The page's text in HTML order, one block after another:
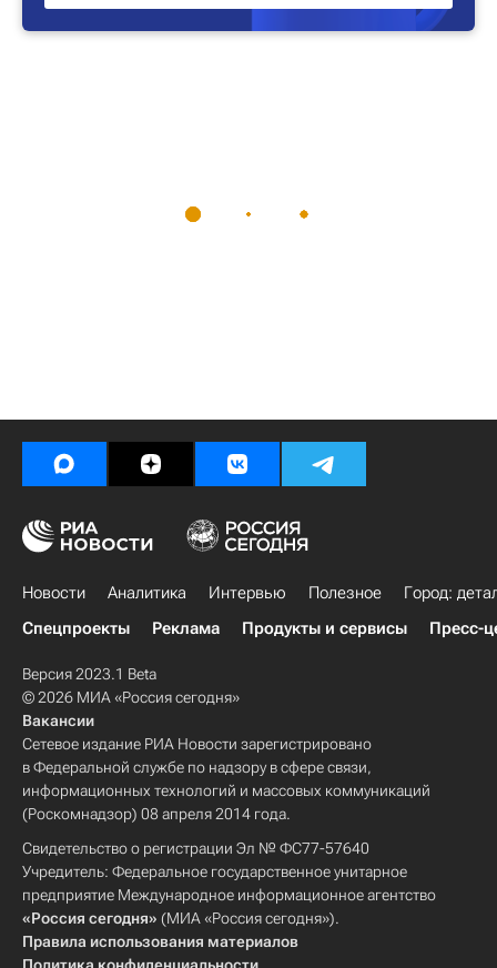
Новости Аналитика Интервью Полезное
Город:
Спецпроекты
Реклама Продукты и сервисы Пресс-
Версия 2023.1 Beta
© 2026 МИА «Россия сегодня»
Вакансии
Сетевое издание РИА Новости зарегистрировано
в Федеральной службе по надзору в сфере связи,
информационных технологий и массовых коммуникаций
(Роскомнадзор) 08 апреля 2014 года.
Свидетельство о регистрации Эл № ФС77-57640
Учредитель: Федеральное государственное унитарное
предприятие Международное информационное агентство
«Россия сегодня» (МИА «Россия сегодня»).
Правила использования материалов